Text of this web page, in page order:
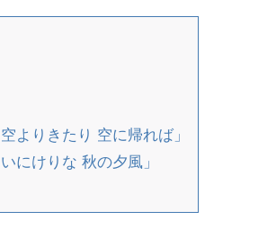
よりきたり 空に帰れば」
にけりな 秋の夕風」